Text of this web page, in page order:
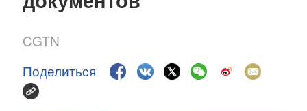
CGTN
Поделиться